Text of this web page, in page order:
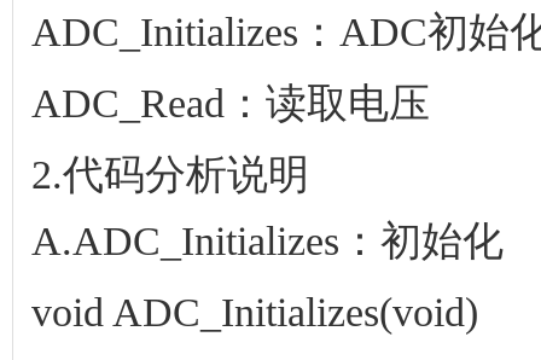
ADC_Initializes：ADC初始
ADC_Read：读取电压
2.代码分析说明
A.ADC_Initializes：初始化
void ADC_Initializes(void)